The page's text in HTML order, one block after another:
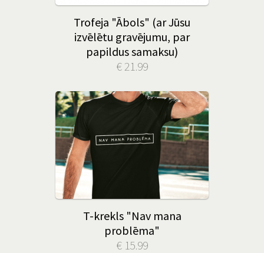
Trofeja "Ābols" (ar Jūsu
izvēlētu gravējumu, par
papildus samaksu)
€ 21.99
T-krekls "Nav mana
problēma"
€ 15.99